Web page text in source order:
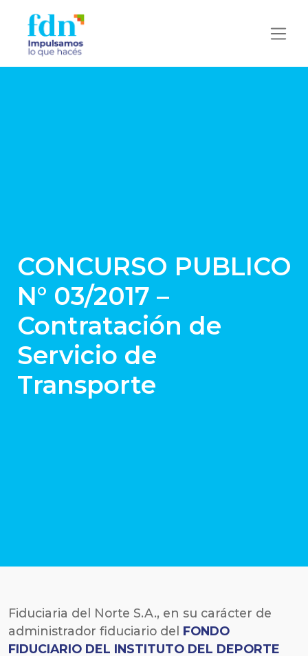
CONCURSO PUBLICO
N° 03/2017 –
Contratación de
Servicio de
Transporte
Fiduciaria del Norte S.A., en su carácter de
administrador fiduciario del FONDO
FIDUCIARIO DEL INSTITUTO DEL DEPORTE